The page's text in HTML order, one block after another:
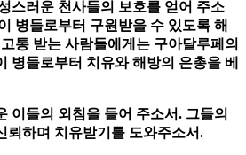
스러운 천사들의 보호를 얻어 주소
병들로부터 구원받을 수 있도록 해
통 받는 사람들에게는 구아달루페의
병들로부터 치유와 해방의 은총을 베
이들의 외침을 들어 주소서. 그들의
뢰하며 치유받기를 도와주소서.